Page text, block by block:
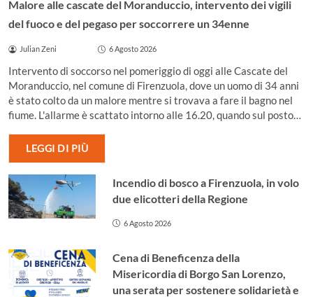
Malore alle cascate del Moranduccio, intervento dei vigili
del fuoco e del pegaso per soccorrere un 34enne
Julian Zeni 6 Agosto 2026
Intervento di soccorso nel pomeriggio di oggi alle Cascate del
Moranduccio, nel comune di Firenzuola, dove un uomo di 34 anni
è stato colto da un malore mentre si trovava a fare il bagno nel
fiume. L'allarme è scattato intorno alle 16.20, quando sul posto…
LEGGI DI PIÙ
Incendio di bosco a Firenzuola, in volo
due elicotteri della Regione
6 Agosto 2026
Cena di Beneficenza della
Misericordia di Borgo San Lorenzo,
una serata per sostenere solidarietà e